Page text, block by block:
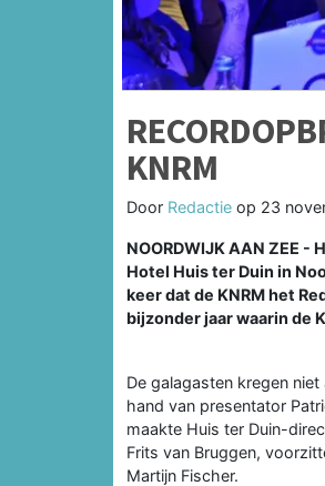
KNRM
Door Redactie op 23
NOORDWIJK AAN ZEE
Hotel Huis ter Duin in
keer dat de KNRM het
bijzonder jaar waarin de
De galagasten kregen
hand van presentator
maakte Huis ter Duin-
Frits van Bruggen,
Martijn Fischer.